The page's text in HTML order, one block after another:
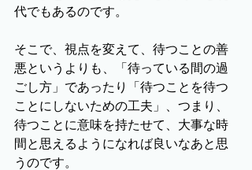
代でもあるのです。
そこで、視点を変えて、待つことの善
悪というよりも、「待っている間の過
ごし方」であったり「待つことを待つ
ことにしないための工夫」、つまり、
待つことに意味を持たせて、大事な時
間と思えるようになれば良いなあと思
うのです。